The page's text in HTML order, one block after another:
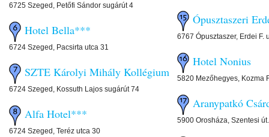
6725 Szeged, Petőfi Sándor sugárút 4
Hotel Bella***
6724 Szeged, Pacsirta utca 31
SZTE Károlyi Mihály Kollégium
6724 Szeged, Kossuth Lajos sugárút 74
Alfa Hotel***
6724 Szeged, Teréz utca 30
Ópusztaszeri
6767 Ópusztaszer, Erdei F.
Hotel Nonius
5820 Mezőhegyes, Kozma
Aranypatkó
5900 Orosháza, Szentesi